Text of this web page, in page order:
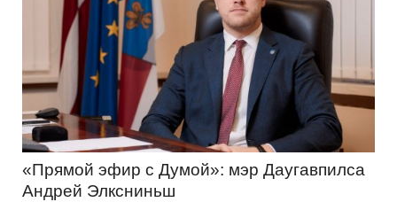
«Прямой эфир с Думой»: мэр Даугавпилса
Андрей Элксниньш